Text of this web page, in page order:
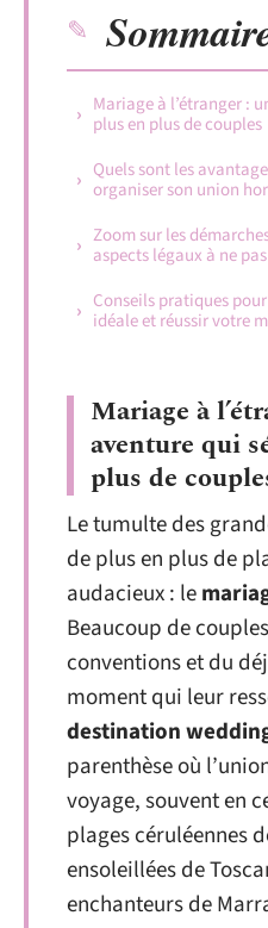
Mariage à l’étranger :
plus en plus de couples
Quels sont les
organiser son union
Zoom sur les
aspects légaux à ne
Conseils pratiques
idéale et réussir votre
Mariage à
aventure qui
plus de
Le tumulte des
de plus en plus de
audacieux : le
Beaucoup de
conventions et du
moment qui leur
destination
parenthèse où
voyage, souvent en
plages céruléennes
ensoleillées de
enchanteurs de